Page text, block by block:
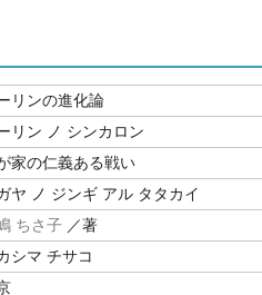
リンの進化論
リン ノ シンカロン
家の仁義ある戦い
ヤ ノ ジンギ アル タタカイ
ちさ子 ／著
シマ チサコ